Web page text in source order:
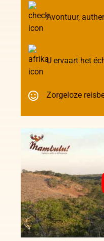
Avontuur,
U ervaart het
Zorgeloze